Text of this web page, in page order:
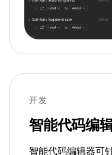
开发
智能代码编
智能代码编辑器可